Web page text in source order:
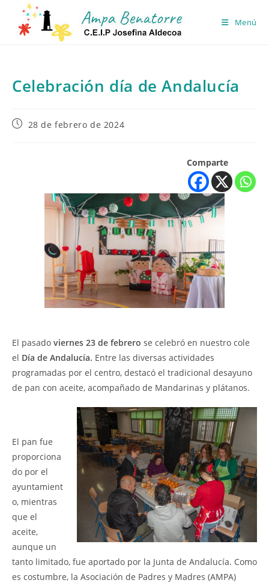
contenido
Menú
Celebración día de Andalucía
Publicación
28 de febrero de 2024
Comparte
El pasado viernes 23 de febrero se celebró en nuestro cole
el Día de Andalucía. Entre las diversas actividades
programadas por el centro, destacó el tradicional desayuno
de pan con aceite, acompañado de Mandarinas y plátanos.
El pan fue
proporciona
do por el
ayuntamient
o, mientras
que el
aceite,
aunque un
tanto limitado, fue aportado por la Junta de Andalucía. Como
es costumbre, la Asociación de Padres y Madres (AMPA)